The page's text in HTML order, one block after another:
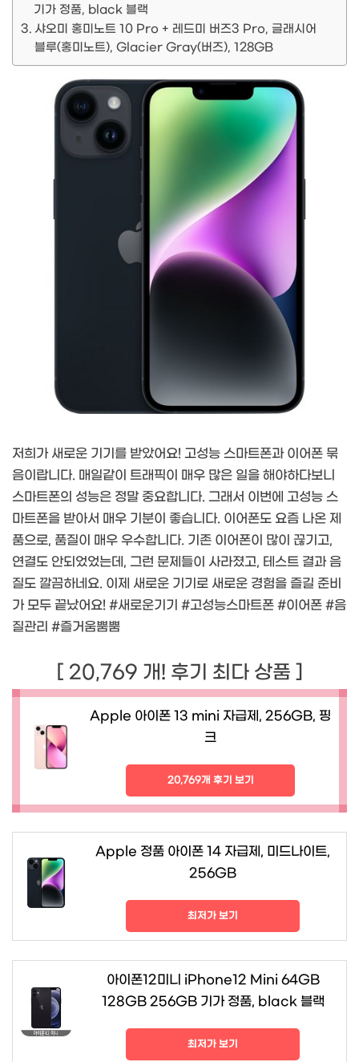
기가 정품, black 블랙
샤오미 홍미노트 10 Pro + 레드미 버즈3 Pro, 글래시어
블루(홍미노트), Glacier Gray(버즈), 128GB
저희가 새로운 기기를 받았어요! 고성능 스마트폰과 이어폰 묶
음이랍니다. 매일같이 트래픽이 매우 많은 일을 해야하다보니
스마트폰의 성능은 정말 중요합니다. 그래서 이번에 고성능 스
마트폰을 받아서 매우 기분이 좋습니다. 이어폰도 요즘 나온 제
품으로, 품질이 매우 우수합니다. 기존 이어폰이 많이 끊기고,
연결도 안되었었는데, 그런 문제들이 사라졌고, 테스트 결과 음
질도 깔끔하네요. 이제 새로운 기기로 새로운 경험을 즐길 준비
가 모두 끝났어요! #새로운기기 #고성능스마트폰 #이어폰 #음
질관리 #즐거움뿜뿜
[ 20,769 개! 후기 최다 상품 ]
Apple 아이폰 13 mini 자급제, 256GB, 핑
크
20,769개 후기 보기
Apple 정품 아이폰 14 자급제, 미드나이트,
256GB
최저가 보기
아이폰12미니 iPhone12 Mini 64GB
128GB 256GB 기가 정품, black 블랙
최저가 보기